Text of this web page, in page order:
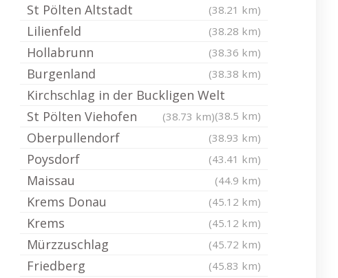
St Pölten Altstadt (38.21 km)
Lilienfeld (38.28 km)
Hollabrunn (38.36 km)
Burgenland (38.38 km)
Kirchschlag in der Buckligen Welt
(38.5 km)
St Pölten Viehofen (38.73 km)
Oberpullendorf (38.93 km)
Poysdorf (43.41 km)
Maissau (44.9 km)
Krems Donau (45.12 km)
Krems (45.12 km)
Mürzzuschlag (45.72 km)
Friedberg (45.83 km)